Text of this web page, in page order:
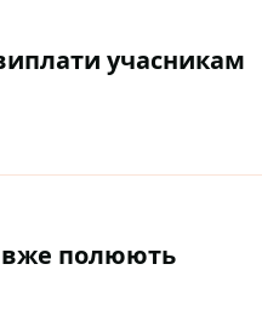
учасникам
вже полюють